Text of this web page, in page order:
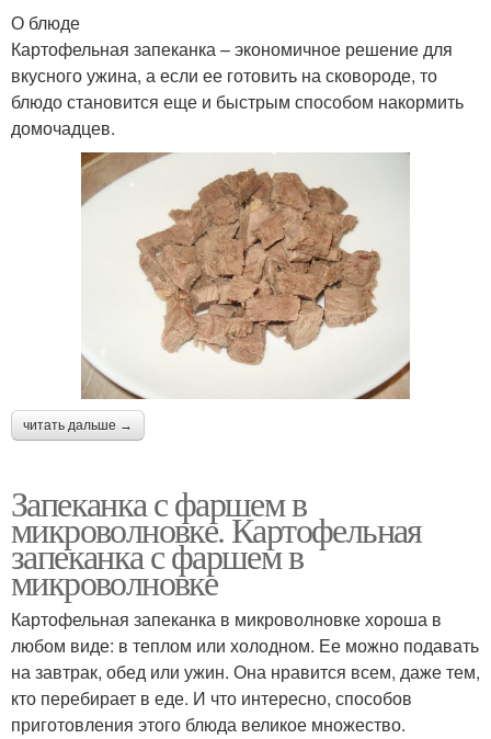
О блюде
Картофельная запеканка – экономичное решение для
вкусного ужина, а если ее готовить на сковороде, то
блюдо становится еще и быстрым способом накормить
домочадцев.
читать дальше →
Запеканка с фаршем в
микроволновке. Картофельная
запеканка с фаршем в
микроволновке
Картофельная запеканка в микроволновке хороша в
любом виде: в теплом или холодном. Ее можно подавать
на завтрак, обед или ужин. Она нравится всем, даже тем,
кто перебирает в еде. И что интересно, способов
приготовления этого блюда великое множество.